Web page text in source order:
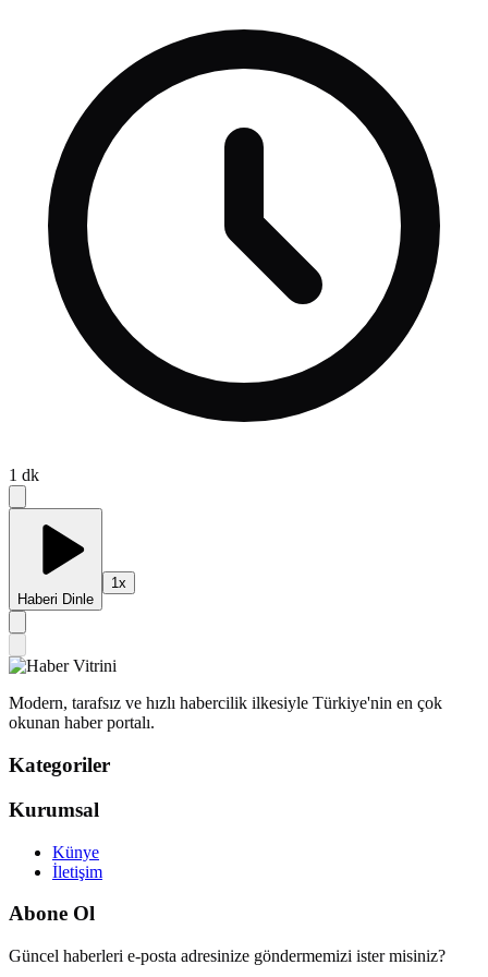
1 dk
Haberi Dinle
1x
Modern, tarafsız ve hızlı habercilik ilkesiyle Türkiye'nin en çok
okunan haber portalı.
Kategoriler
Kurumsal
Künye
İletişim
Abone Ol
Güncel haberleri e-posta adresinize göndermemizi ister misiniz?